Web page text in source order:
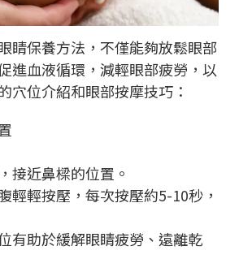
睛保養方法，不僅能夠放鬆眼部
進血液循環，減輕眼部疲勞，以
穴位介紹和眼部按摩技巧：
接近鼻樑的位置。
輕輕按壓，每次按壓約5-10秒，
有助於緩解眼睛疲勞、遠離乾